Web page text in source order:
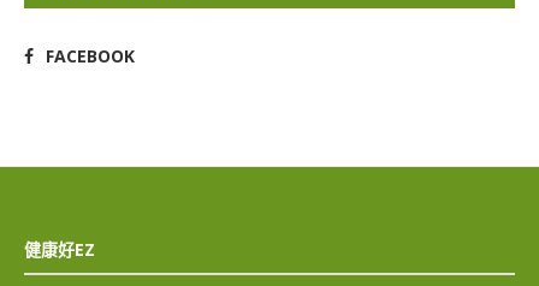
FACEBOOK
健康好EZ